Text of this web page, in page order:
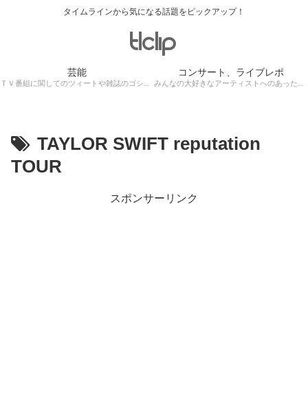
タイムラインから気になる話題をピックアップ！
芸能
ＴＶ番組に関してのツィートや雑誌のゴシップ記事、芸能人目撃情報・ロケ現場遭遇・・・
コンサート、ライブレポ
みんなの大好きなアーティストへのあったかぁ～い思いをツイッターレポートに保存！
TAYLOR SWIFT reputation
TOUR
スポンサーリンク